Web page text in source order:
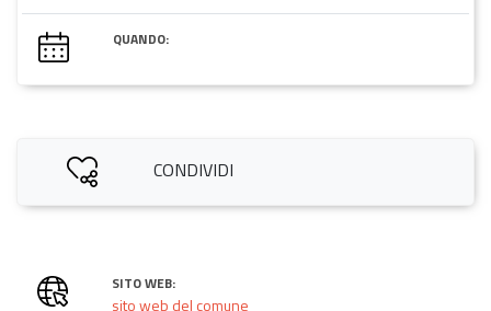
QUANDO:
CONDIVIDI
SITO WEB:
sito web del comune